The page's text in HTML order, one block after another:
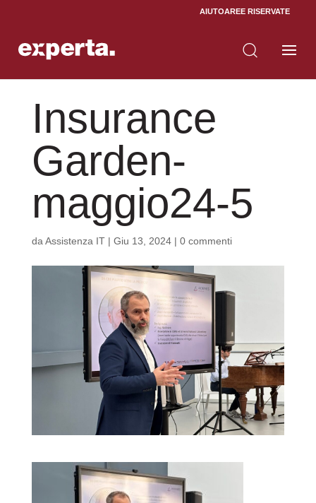
AIUTOAREE RISERVATE
Insurance
Garden-
maggio24-5
da Assistenza IT| Giu 13, 2024| 0 commenti